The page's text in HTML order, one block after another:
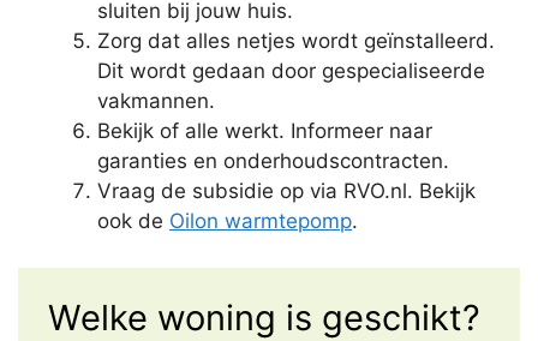
sluiten bij jouw huis.
Zorg dat alles netjes wordt geïnstalleerd.
Dit wordt gedaan door gespecialiseerde
vakmannen.
Bekijk of alle werkt. Informeer naar
garanties en onderhoudscontracten.
Vraag de subsidie op via RVO.nl. Bekijk
ook de Oilon warmtepomp.
Welke woning is geschikt?